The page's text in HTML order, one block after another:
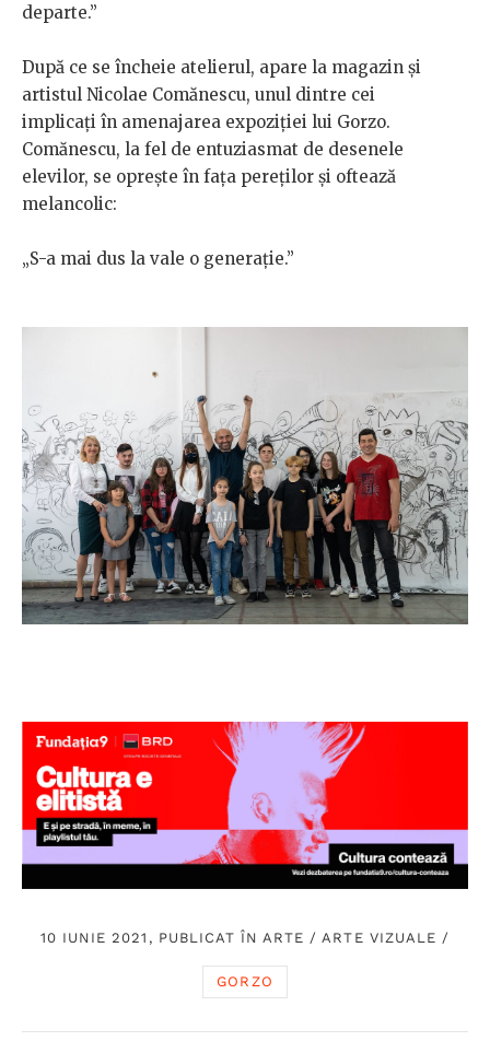
departe.”
După ce se încheie atelierul, apare la magazin și
artistul Nicolae Comănescu, unul dintre cei
implicați în amenajarea expoziției lui Gorzo.
Comănescu, la fel de entuziasmat de desenele
elevilor, se oprește în fața pereților și oftează
melancolic:
„S-a mai dus la vale o generație.”
10 IUNIE 2021, PUBLICAT ÎN ARTE / ARTE VIZUALE /
GORZO